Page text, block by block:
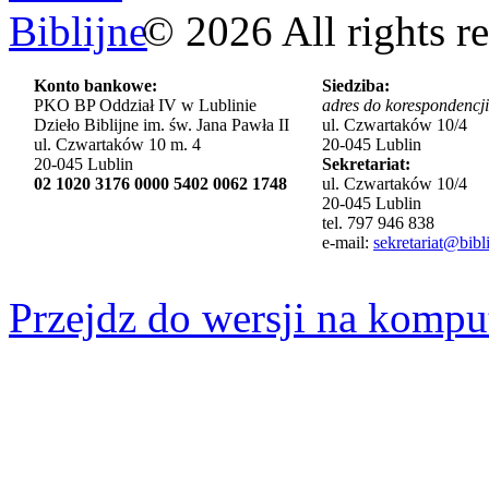
© 2026 All rights
Konto bankowe:
PKO BP Oddział IV w Lublinie
Dzieło Biblijne im. św. Jana Pawła II
ul. Czwartaków 10 m. 4
20-045 Lublin
02 1020 3176 0000 5402 0062 1748
Siedziba:
adres do
ul. Czwartaków 10/4
20-045 Lublin
Sekretariat:
ul. Czwartaków 10/4
20-045 Lublin
tel. 797 946 838
e-mail:
Przejdz do wersji na